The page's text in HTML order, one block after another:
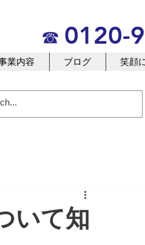
☎ 0120-
業内容 ブログ 笑顔
いて知